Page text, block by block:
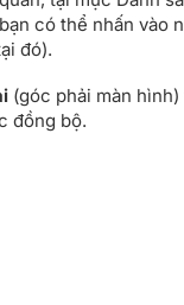
có thể nhấn vào
đó).
(góc phải màn
đồng bộ.